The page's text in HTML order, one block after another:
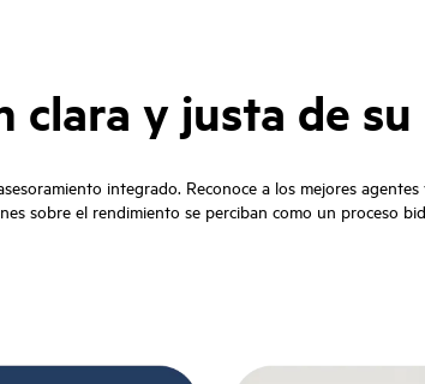
clara y justa de
integrado. Reconoce a los mejores
sobre el rendimiento se perciban como un proceso